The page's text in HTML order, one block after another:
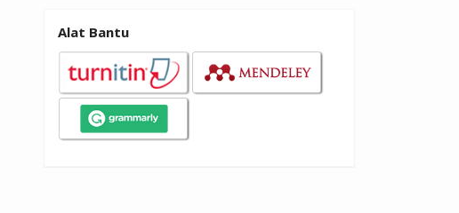
Alat Bantu